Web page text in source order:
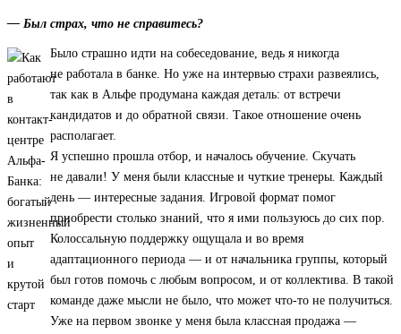
— Был страх, что не справитесь?
Было страшно идти на собеседование, ведь я никогда
не работала в банке. Но уже на интервью страхи развеялись,
так как в Альфе продумана каждая деталь: от встречи
кандидатов и до обратной связи. Такое отношение очень
располагает.
Я успешно прошла отбор, и началось обучение. Скучать
не давали! У меня были классные и чуткие тренеры. Каждый
день — интересные задания. Игровой формат помог
приобрести столько знаний, что я ими пользуюсь до сих пор.
Колоссальную поддержку ощущала и во время
адаптационного периода — и от начальника группы, который
был готов помочь с любым вопросом, и от коллектива. В такой
команде даже мысли не было, что может что-то не получиться.
Уже на первом звонке у меня была классная продажа —